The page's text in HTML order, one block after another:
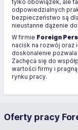
tylko obowiązek, ale
odpowiedzialnych
bezpieczeństwo są
nieustanne dążenie
W firmie Foreign
nacisk na rozwój oraz
doskonalenie
Zachęca się do
wartości firmy i
rynku pracy.
Oferty pracy